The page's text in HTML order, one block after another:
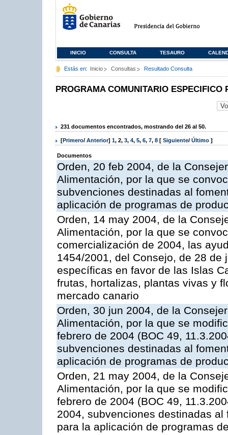
INICIO CONSULTA TESAURO
Estás en: Inicio Consultas Resultado Consulta
PROGRAMA COMUNITARIO ESPECIFICO
231 documentos encontrados, mostrando del 26 al 50.
[Primero/ Anterior] 1, 2, 3, 4, 5, 6, 7, 8 [ Siguiente/ Último ]
Documentos
Orden, 20 feb 2004, de la
Alimentación, por la que se
subvenciones destinadas al
aplicación de programas de
Orden, 14 may 2004, de la
Alimentación, por la que se
comercialización de 2004, las
1454/2001, del Consejo, de 28 de
específicas en favor de las Islas
frutas, hortalizas, plantas vivas y
mercado canario
Orden, 30 jun 2004, de la
Alimentación, por la que se
febrero de 2004 (BOC 49,
subvenciones destinadas al
aplicación de programas de
Orden, 21 may 2004, de la
Alimentación, por la que se
febrero de 2004 (BOC 49,
2004, subvenciones destinadas
para la aplicación de programas